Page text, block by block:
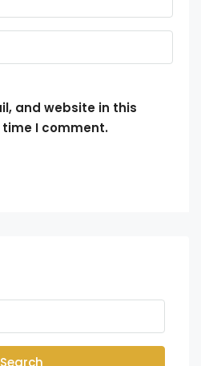
and website in this
I comment.
Search